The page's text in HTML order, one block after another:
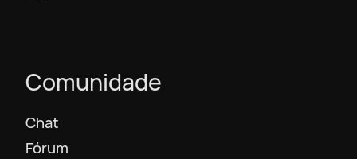
Comunidade
Chat
Fórum